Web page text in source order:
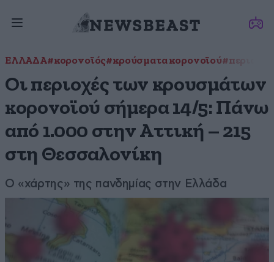
ΕΛΛΑΔΑ#κορονοϊός#κρούσματα κορονοϊού#περιοχές
Οι περιοχές των κρουσμάτων
κορονοϊού σήμερα 14/5: Πάνω
από 1.000 στην Αττική – 215
στη Θεσσαλονίκη
Ο «χάρτης» της πανδημίας στην Ελλάδα